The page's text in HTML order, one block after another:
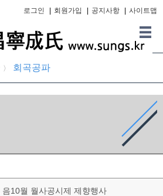
로그인 회원가입 공지사항 사이트맵
〉 회곡공파
음10월 월사공시제 제향행사